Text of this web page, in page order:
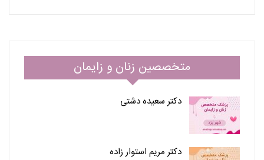
متخصصین زنان و زایمان
دکتر سعیده دشتی
دکتر مریم استوار زاده